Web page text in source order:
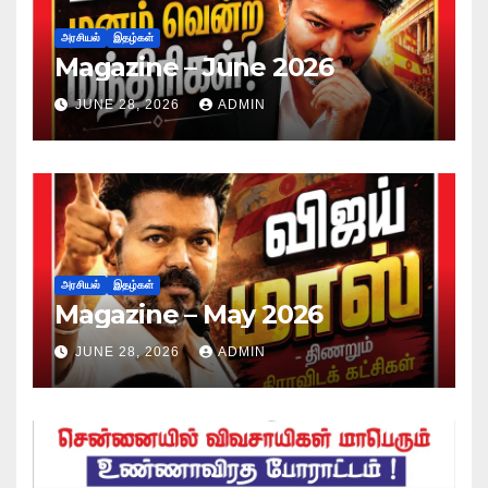
அரசியல் இதழ்கள்
Magazine – June 2026
JUNE 28, 2026 ADMIN
அரசியல் இதழ்கள்
Magazine – May 2026
JUNE 28, 2026 ADMIN